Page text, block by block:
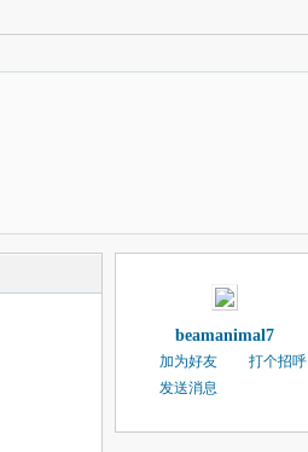
beamanimal7
加为好友
打个招呼
发送消息